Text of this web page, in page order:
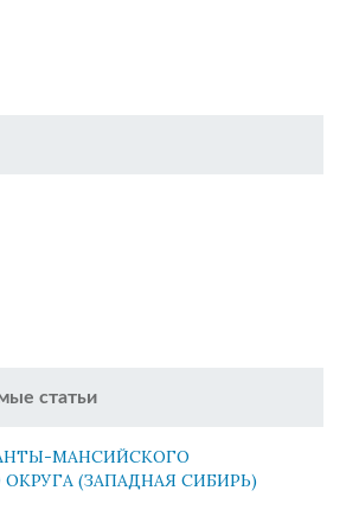
статьи
МАНСИЙСКОГО
(ЗАПАДНАЯ СИБИРЬ)